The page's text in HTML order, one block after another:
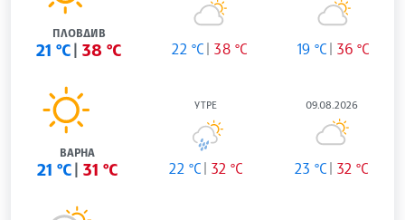
ПЛОВДИВ
21 °C 38 °C 22 °C 38 °C 19 °C 36 °C
ВАРНА
21 °C 31 °C
УТРЕ
22 °C 32 °C
09.08.2026
23 °C 32 °C